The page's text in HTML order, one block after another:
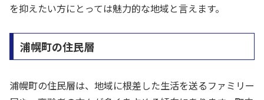
を抑えたい方にとっては魅力的な地域と言えます。
浦幌町の住民層
浦幌町の住民層は、地域に根差した生活を送るファミリー